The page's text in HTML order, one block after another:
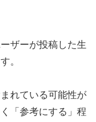
ザーが投稿した生
。
れている可能性が
「参考にする」程